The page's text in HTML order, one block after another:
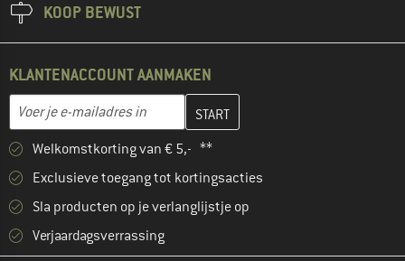
KOOP BEWUST
KLANTENACCOUNT AANMAKEN
E-mailadres
Vul je e-mailadres hier in en maak in de volgende stap je
Welkomstkorting van € 5,- **
Exclusieve toegang tot kortingsacties
Sla producten op je verlanglijstje op
Verjaardagsverrassing